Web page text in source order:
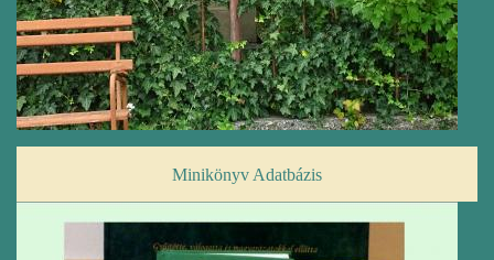
Minikönyv Adatbázis